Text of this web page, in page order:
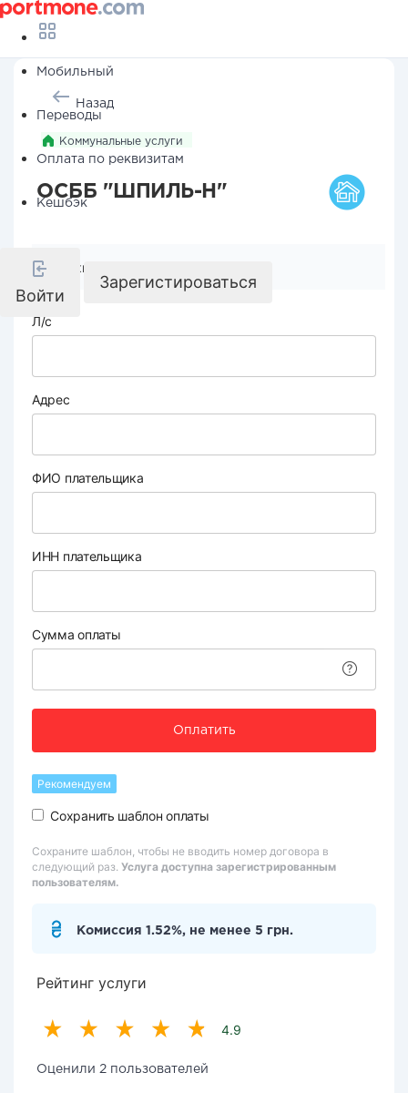
Мобильный
Переводы
Оплата по реквизитам
Кешбэк
Войти
Зарегистироваться
Назад
Коммунальные услуги
ОСББ "ШПИЛЬ-Н"
Реквизиты компании
Л/с
Адрес
ФИО плательщика
ИНН плательщика
Сумма оплаты
Оплатить
Рекомендуем
Сохранить шаблон оплаты
Сохраните шаблон, чтобы не вводить номер договора в
следующий раз. Услуга доступна зарегистрированным
пользователям.
Комиссия 1.52%, не менее 5 грн.
Рейтинг услуги
4.9
Оценили 2 пользователей